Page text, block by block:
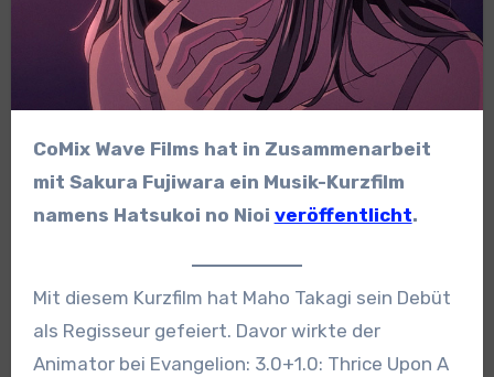
CoMix Wave Films hat in Zusammenarbeit
mit Sakura Fujiwara ein Musik-Kurzfilm
namens Hatsukoi no Nioi veröffentlicht.
Mit diesem Kurzfilm hat Maho Takagi sein Debüt
als Regisseur gefeiert. Davor wirkte der
Animator bei Evangelion: 3.0+1.0: Thrice Upon A